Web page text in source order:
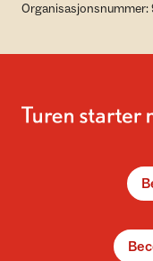
Organisasjonsnummer: